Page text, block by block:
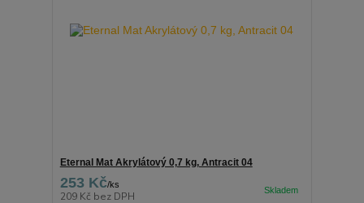
Eternal Mat Akrylátový 0,7 kg, Antracit 04
253 Kč/ks
209 Kč bez DPH